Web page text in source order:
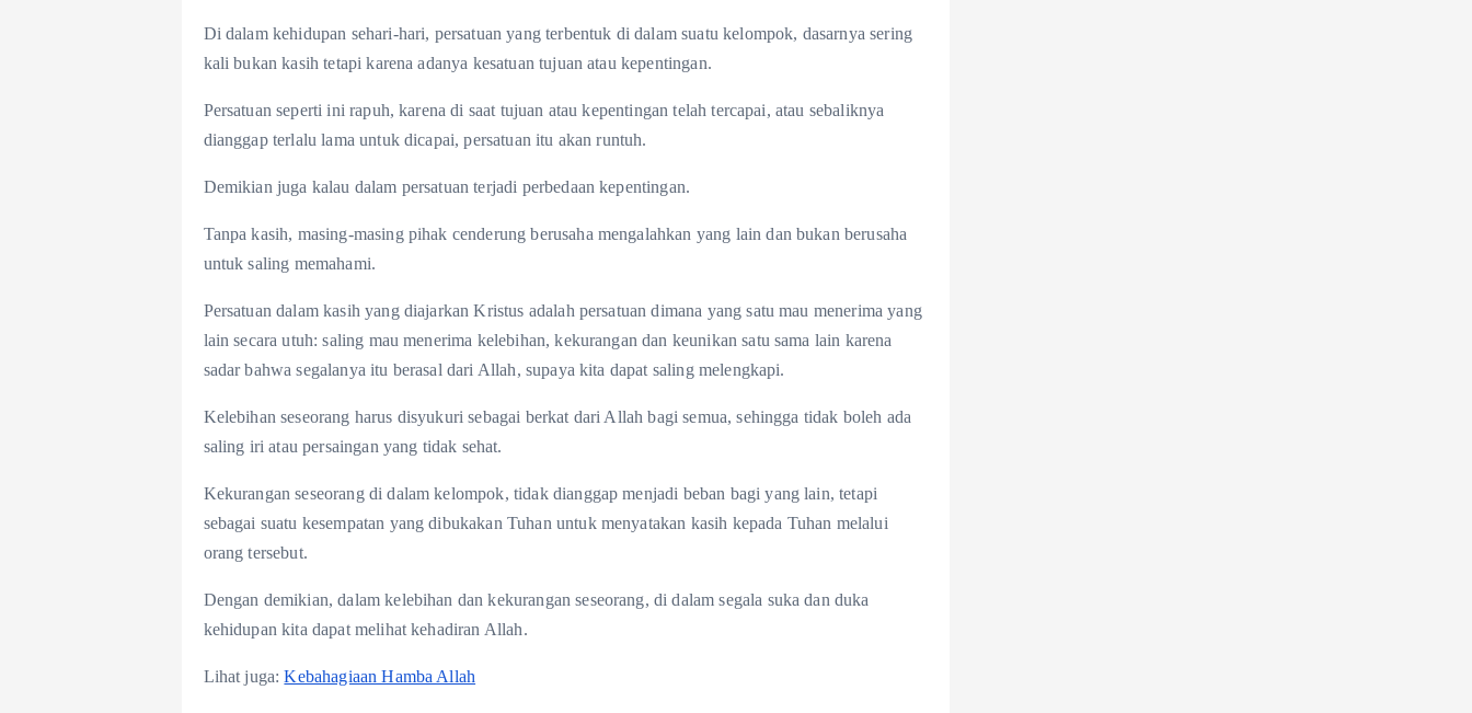
Di dalam kehidupan sehari-hari, persatuan yang terbentuk di dalam suatu kelompok, dasarnya sering
kali bukan kasih tetapi karena adanya kesatuan tujuan atau kepentingan.
Persatuan seperti ini rapuh, karena di saat tujuan atau kepentingan telah tercapai, atau sebaliknya
dianggap terlalu lama untuk dicapai, persatuan itu akan runtuh.
Demikian juga kalau dalam persatuan terjadi perbedaan kepentingan.
Tanpa kasih, masing-masing pihak cenderung berusaha mengalahkan yang lain dan bukan berusaha
untuk saling memahami.
Persatuan dalam kasih yang diajarkan Kristus adalah persatuan dimana yang satu mau menerima yang
lain secara utuh: saling mau menerima kelebihan, kekurangan dan keunikan satu sama lain karena
sadar bahwa segalanya itu berasal dari Allah, supaya kita dapat saling melengkapi.
Kelebihan seseorang harus disyukuri sebagai berkat dari Allah bagi semua, sehingga tidak boleh ada
saling iri atau persaingan yang tidak sehat.
Kekurangan seseorang di dalam kelompok, tidak dianggap menjadi beban bagi yang lain, tetapi
sebagai suatu kesempatan yang dibukakan Tuhan untuk menyatakan kasih kepada Tuhan melalui
orang tersebut.
Dengan demikian, dalam kelebihan dan kekurangan seseorang, di dalam segala suka dan duka
kehidupan kita dapat melihat kehadiran Allah.
Lihat juga:Kebahagiaan Hamba Allah